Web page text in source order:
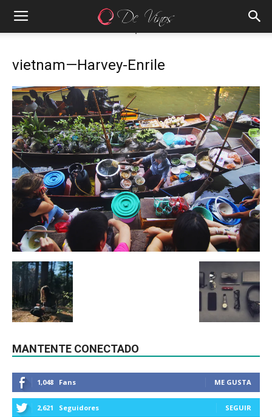
vietnam—Harvey-Enrile
MANTENTE CONECTADO
1,048 Fans ME GUSTA
2,621 Seguidores SEGUIR